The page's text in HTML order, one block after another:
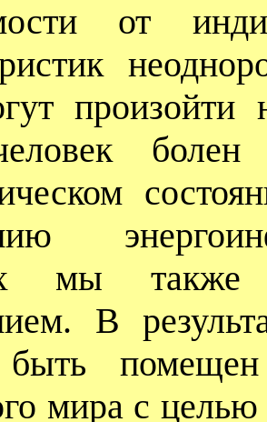
от
произойти
мы также
В
мира с целью